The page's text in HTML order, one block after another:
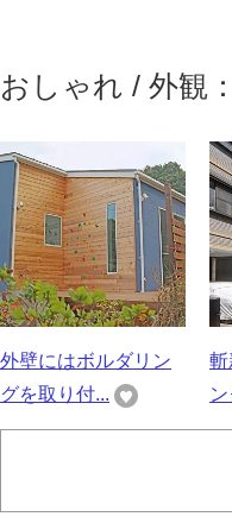
おしゃれ / 外観
外壁にはボルダリン
グを取り付...
斬